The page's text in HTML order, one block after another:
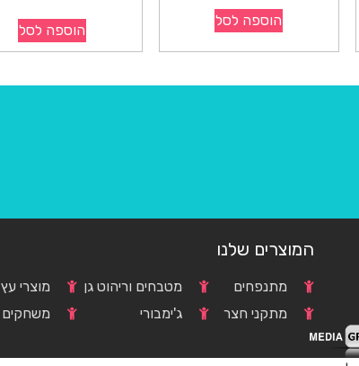
הוספה לסל
הוספה לסל
המוצרים שלנו
מתנפחים
מתקני חצר
מטבחים וריהוט גן
ג'ימבורי
מוצרי עץ
משחקים